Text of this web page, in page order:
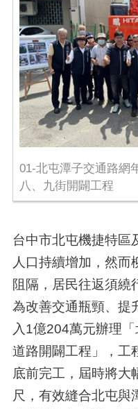
01-北屯潭子交通路網
八、九街開闢工程
台中市北屯機捷特區
人口持續增加，然而
阻隔，居民往返須繞
為改善交通瓶頸、提
入1億204萬元辦理
道路開闢工程」，工
底前完工，屆時將大
尺，有效縫合北屯與